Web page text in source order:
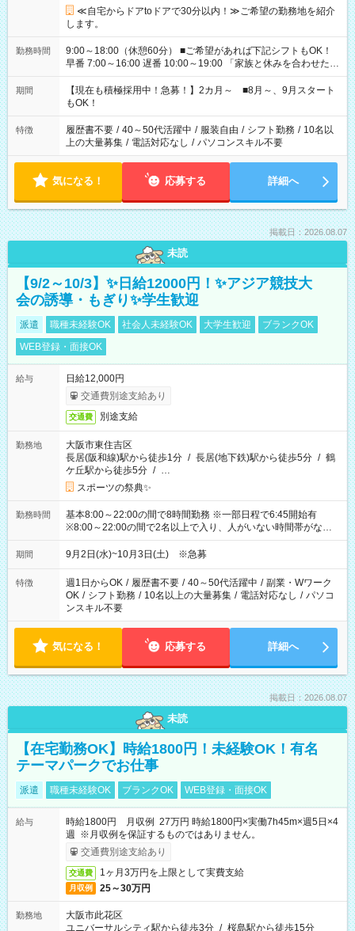
≪自宅からドアtoドアで30分以内！≫ご希望の勤務地を紹介
します。
勤務時間
9:00～18:00（休憩60分） ■ご希望があれば下記シフトもOK！
早番 7:00～16:00 遅番 10:00～19:00 「家族と休みを合わせた
い」 「余裕を持って夕飯の準備がしたい」 「できれば残業はし
たくない」 など、ご希望を教えてくださいね。 ※Wワーク希望
の方へ 今ご覧のお仕事で希望する勤務時間と、もう1つのお仕事
の勤務時間。 合計で週40時間を超える場合は応募できません。
期間
【現在も積極採用中！急募！】2カ月～ ■8月～、9月スタート
もOK！
特徴 履歴書不要 / 40～50代活躍中 / 服装自由 / シフト勤務 / 10名以
上の大量募集 / 電話対応なし / パソコンスキル不要
気になる！ 応募する 詳細へ
掲載日：2026.08.07
未読
【9/2～10/3】✨日給12000円！✨アジア競技大
会の誘導・もぎり✨学生歓迎
派遣 職種未経験OK 社会人未経験OK 大学生歓迎
ブランクOK
WEB登録・面接OK
給与
日給12,000円
交通費別途支給あり
交通費 別途支給
勤務地
大阪市東住吉区
長居(阪和線)駅から徒歩1分 / 長居(地下鉄)駅から徒歩5分 / 鶴
ケ丘駅から徒歩5分 / …
スポーツの祭典✨
勤務時間
基本8:00～22:00の間で8時間勤務 ※一部日程で6:45開始有
※8:00～22:00の間で2名以上で入り、人がいない時間帯がない
ように相方と時間を分け合うイメージです
期間 9月2日(水)~10月3日(土) ※急募
特徴 週1日からOK / 履歴書不要 / 40～50代活躍中 / 副業・Wワーク
OK / シフト勤務 / 10名以上の大量募集 / 電話対応なし / パソコ
ンスキル不要
気になる！ 応募する 詳細へ
掲載日：2026.08.07
未読
【在宅勤務OK】時給1800円！未経験OK！有名
テーマパークでお仕事
派遣 職種未経験OK ブランクOK WEB登録・面接OK
給与
時給1800円 月収例 27万円 時給1800円×実働7h45m×週5日×4
週 ※月収例を保証するものではありません。
交通費別途支給あり
交通費 1ヶ月3万円を上限として実費支給
月収例 25～30万円
勤務地
大阪市此花区
ユニバーサルシティ駅から徒歩3分 / 桜島駅から徒歩15分